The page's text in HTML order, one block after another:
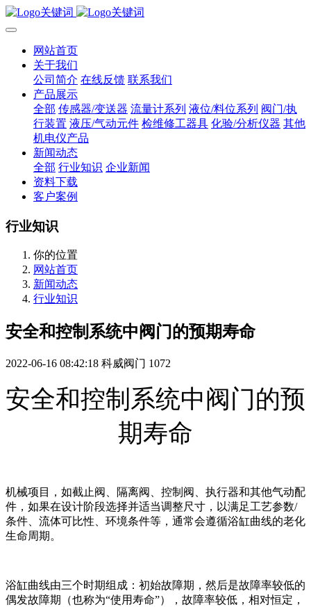
网站首页
关于我们
公司简介 在线反馈 联系我们
产品展示
全部 传感器/变送器 流量计系列 液位/料位系列 阀门/执
行装置 液压/气动元件 检维修工器具 化验/分析仪器 其他
机电仪产品
新闻动态
全部 行业知识 企业新闻
资料下载
客户案例
行业知识
你的位置
网站首页
新闻动态
行业知识
安全和控制系统中阀门的预期寿命
2022-06-16 08:42:18 科威阀门 1072
安全和控制系统中阀门的预
期寿命
机械项目，如截止阀、隔离阀、控制阀、执行器和其他气动配
件，如果在设计阶段选择并适当调整尺寸，以满足工艺参数/
条件、流体可比性、环境条件等，通常会遵循浴缸曲线的老化
生命周期。
浴缸曲线由三个时期组成：初始故障期，然后是故障率较低的
偶发故障期（也称为“使用寿命”），故障率较低，相对恒定，